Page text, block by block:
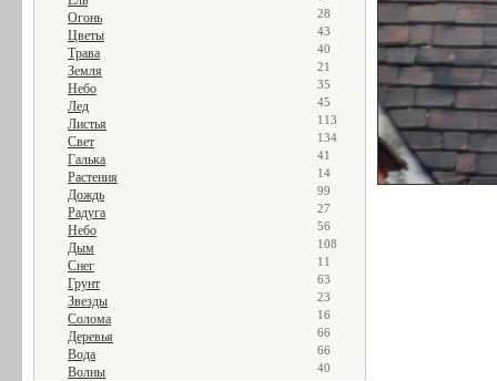
Огонь 28
Цветы 43
Трава 40
Земля 21
Небо 35
Лед 45
Листья 113
Свет 134
Галька 41
Растения 14
Дождь 99
Радуга 27
Небо 56
Дым 108
Снег 11
Грунт 63
Звезды 23
Солома 16
Деревья 66
Вода 66
Волны 40